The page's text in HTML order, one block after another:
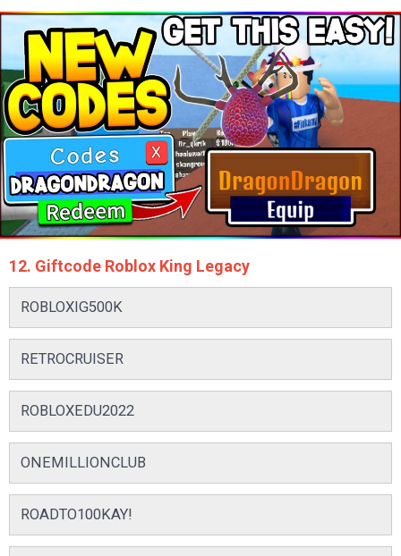
12. Giftcode Roblox King Legacy
ROBLOXIG500K
RETROCRUISER
ROBLOXEDU2022
ONEMILLIONCLUB
ROADTO100KAY!